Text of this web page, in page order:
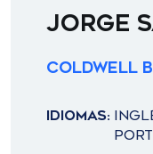
JORGE
Coldwell
IDIOMAS: